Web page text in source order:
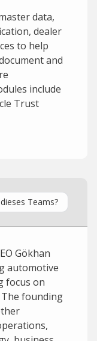
data,
dealer
to help
and
include
Trust
Teams?
Gökhan
automotive
focus on
founding